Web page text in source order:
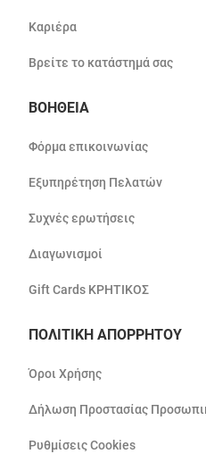
Καριέρα
Βρείτε το κατάστημά σας
ΒΟΗΘΕΙΑ
Φόρμα επικοινωνίας
Εξυπηρέτηση Πελατών
Συχνές ερωτήσεις
Διαγωνισμοί
Gift Cards ΚΡΗΤΙΚΟΣ
ΠΟΛΙΤΙΚΗ ΑΠΟΡΡΗΤΟΥ
Όροι Χρήσης
Δήλωση Προστασίας
Ρυθμίσεις Cookies